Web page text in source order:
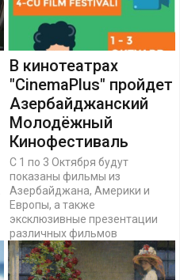
В кинотеатрах
"CinemaPlus" пройдет
Азербайджанский
Молодёжный
Кинофестиваль
С 1 по 3 Октября будут
показаны фильмы из
Азербайджана, Америки и
Европы, а также
эксклюзивные презентации
различных фильмов
25.09.2017